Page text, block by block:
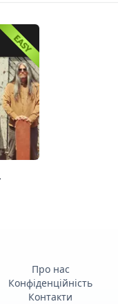
Про нас
Конфіденційність
Контакти